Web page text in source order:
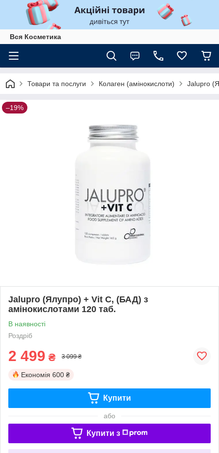
Вся Косметика
Товари та послуги Колаген (амінокислоти) Jalupro
–19%
Jalupro (Ялупро) + Vit C, (БАД) з
амінокислотами 120 таб.
В наявності
Роздріб
2 499 ₴ 3 099 ₴
Економія 600 ₴
Купити
або
Купити з